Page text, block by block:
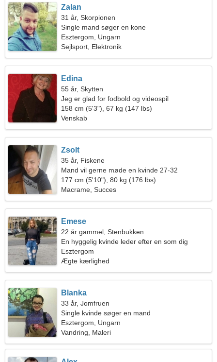
Zalan
31 år, Skorpionen
Single mand søger en kone
Esztergom, Ungarn
Sejlsport, Elektronik
Edina
55 år, Skytten
Jeg er glad for fodbold og videospil
158 cm (5'3"), 67 kg (147 lbs)
Venskab
Zsolt
35 år, Fiskene
Mand vil gerne møde en kvinde 27-32
177 cm (5'10"), 80 kg (176 lbs)
Macrame, Succes
Emese
22 år gammel, Stenbukken
En hyggelig kvinde leder efter en som dig
Esztergom
Ægte kærlighed
Blanka
33 år, Jomfruen
Single kvinde søger en mand
Esztergom, Ungarn
Vandring, Maleri